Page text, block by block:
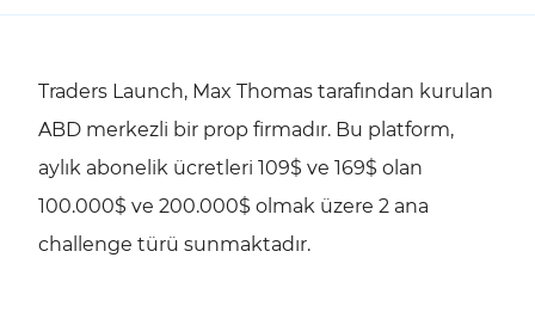
Traders Launch, Max Thomas tarafından kurulan
ABD merkezli bir prop firmadır. Bu platform,
aylık abonelik ücretleri 109$ ve 169$ olan
100.000$ ve 200.000$ olmak üzere 2 ana
challenge türü sunmaktadır.